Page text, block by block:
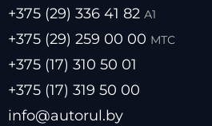
+375 (29) 336 41 82 А1
+375 (29) 259 00 00 МТС
+375 (17) 310 50 01
+375 (17) 319 50 00
info@autorul.by